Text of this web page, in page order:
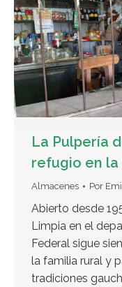
La Pulpería
refugio en
Almacenes Por
Abierto desde
Limpia en el
Federal sigue
la familia rural y
tradiciones